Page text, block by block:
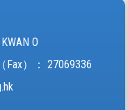
O
Fax）： 27069336